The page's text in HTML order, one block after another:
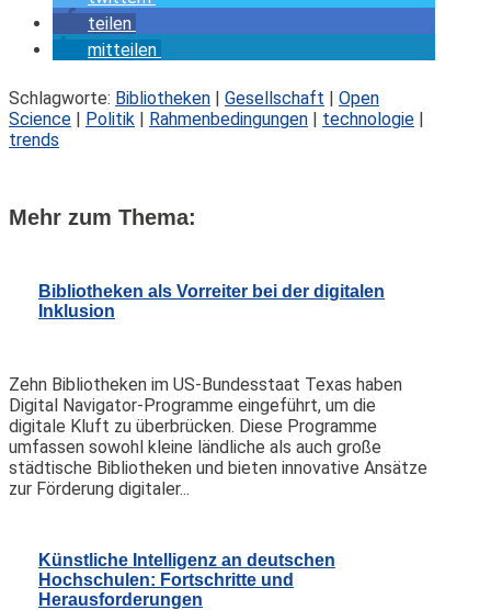
teilen
mitteilen
Schlagworte: Bibliotheken | Gesellschaft | Open
Science | Politik | Rahmenbedingungen | technologie |
trends
Mehr zum Thema:
Bibliotheken als Vorreiter bei der digitalen
Inklusion
Zehn Bibliotheken im US-Bundesstaat Texas haben
Digital Navigator-Programme eingeführt, um die
digitale Kluft zu überbrücken. Diese Programme
umfassen sowohl kleine ländliche als auch große
städtische Bibliotheken und bieten innovative Ansätze
zur Förderung digitaler...
Künstliche Intelligenz an deutschen
Hochschulen: Fortschritte und
Herausforderungen